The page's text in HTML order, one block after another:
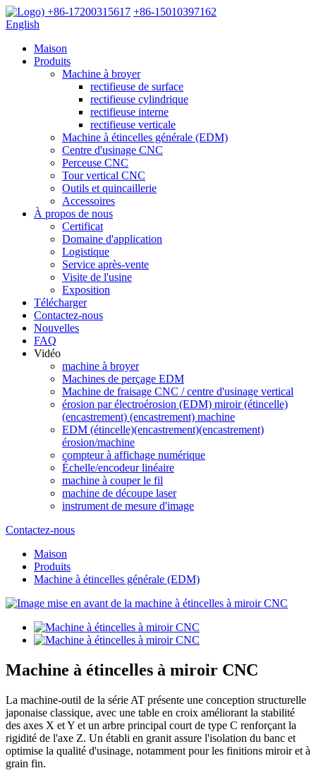
+86-17200315617 +86-15010397162
English
Maison
Produits
Machine à broyer
rectifieuse de surface
rectifieuse cylindrique
rectifieuse interne
rectifieuse verticale
Machine à étincelles générale (EDM)
Centre d'usinage CNC
Perceuse CNC
Tour vertical CNC
Outils et quincaillerie
Accessoires
À propos de nous
Certificat
Domaine d'application
Logistique
Service après-vente
Visite de l'usine
Exposition
Télécharger
Contactez-nous
Nouvelles
FAQ
Vidéo
machine à broyer
Machines de perçage EDM
Machine de fraisage CNC / centre d'usinage vertical
érosion par électroérosion (EDM) miroir (étincelle)
(encastrement) (encastrement) machine
EDM (étincelle)(encastrement)(encastrement)
érosion/machine
compteur à affichage numérique
Échelle/encodeur linéaire
machine à couper le fil
machine de découpe laser
instrument de mesure d'image
Contactez-nous
Maison
Produits
Machine à étincelles générale (EDM)
Machine à étincelles à miroir CNC
La machine-outil de la série AT présente une conception structurelle
japonaise classique, avec une table en croix améliorant la stabilité
des axes X et Y et un arbre principal court de type C renforçant la
rigidité de l'axe Z. Un établi en granit assure l'isolation du banc et
optimise la qualité d'usinage, notamment pour les finitions miroir et à
grain fin.